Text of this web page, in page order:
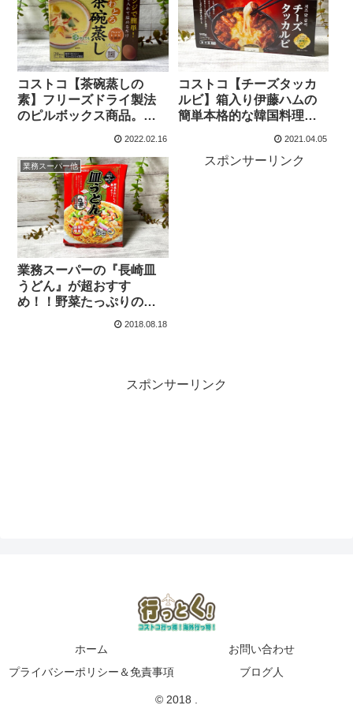
コストコ【茶碗蒸しの
素】フリーズドライ製法
のピルボックス商品。簡
しの完成！アレンジ豊
富！
2022.02.16
コストコ【チーズタッカ
ルビ】箱入り伊藤ハムの
簡単本格的な韓国料理
2021.04.05
業務スーパー他
業務スーパーの『長崎皿
うどん』が超おすす
め！！野菜たっぷりのせ
て栄養価抜群！！
2018.08.18
スポンサーリンク
スポンサーリンク
ホーム
お問い合わせ
プライバシーポリシー＆免責事項
ブログ人
© 2018 .